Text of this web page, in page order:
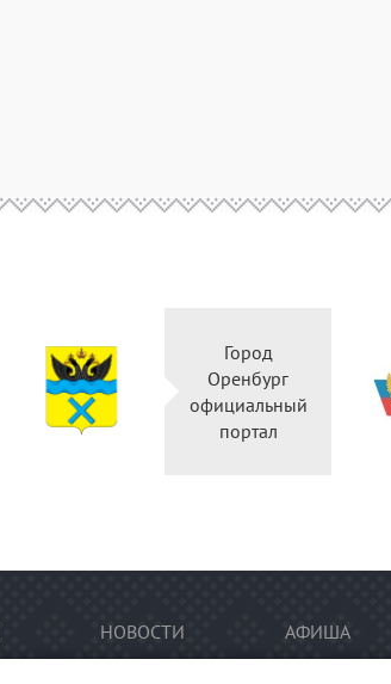
Город
Оренбург
официальный
портал
НОВОСТИ АФИША